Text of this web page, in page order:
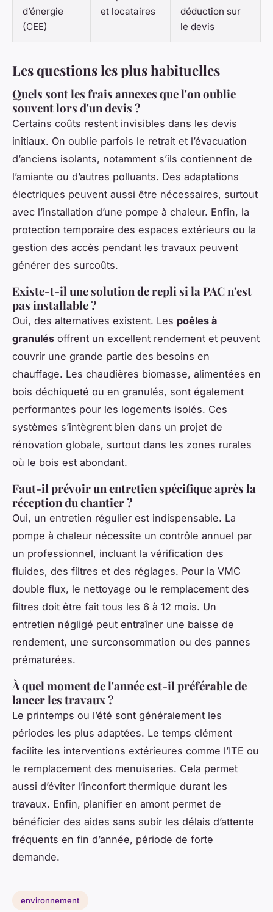
d’énergie
(CEE)
et locataires
déduction sur
le devis
Les questions les plus habituelles
Quels sont les frais annexes que l'on oublie
souvent lors d'un devis ?
Certains coûts restent invisibles dans les devis
initiaux. On oublie parfois le retrait et l’évacuation
d’anciens isolants, notamment s’ils contiennent de
l’amiante ou d’autres polluants. Des adaptations
électriques peuvent aussi être nécessaires, surtout
avec l’installation d’une pompe à chaleur. Enfin, la
protection temporaire des espaces extérieurs ou la
gestion des accès pendant les travaux peuvent
générer des surcoûts.
Existe-t-il une solution de repli si la PAC n'est
pas installable ?
Oui, des alternatives existent. Les poêles à
granulés offrent un excellent rendement et peuvent
couvrir une grande partie des besoins en
chauffage. Les chaudières biomasse, alimentées en
bois déchiqueté ou en granulés, sont également
performantes pour les logements isolés. Ces
systèmes s’intègrent bien dans un projet de
rénovation globale, surtout dans les zones rurales
où le bois est abondant.
Faut-il prévoir un entretien spécifique après la
réception du chantier ?
Oui, un entretien régulier est indispensable. La
pompe à chaleur nécessite un contrôle annuel par
un professionnel, incluant la vérification des
fluides, des filtres et des réglages. Pour la VMC
double flux, le nettoyage ou le remplacement des
filtres doit être fait tous les 6 à 12 mois. Un
entretien négligé peut entraîner une baisse de
rendement, une surconsommation ou des pannes
prématurées.
À quel moment de l'année est-il préférable de
lancer les travaux ?
Le printemps ou l’été sont généralement les
périodes les plus adaptées. Le temps clément
facilite les interventions extérieures comme l’ITE ou
le remplacement des menuiseries. Cela permet
aussi d’éviter l’inconfort thermique durant les
travaux. Enfin, planifier en amont permet de
bénéficier des aides sans subir les délais d’attente
fréquents en fin d’année, période de forte
demande.
environnement